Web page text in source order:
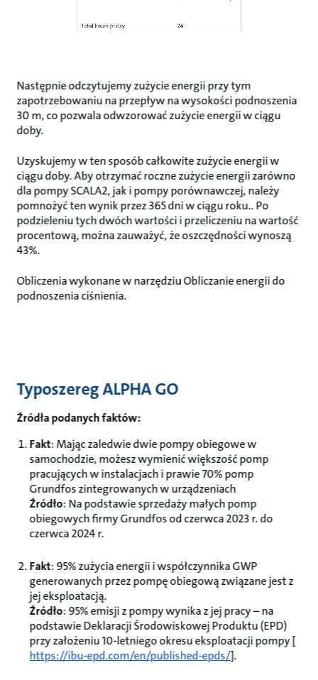
Następnie odczytujemy zużycie energii przy tym
zapotrzebowaniu na przepływ na wysokości podnoszenia
30 m, co pozwala odwzorować zużycie energii w ciągu
doby.
Uzyskujemy w ten sposób całkowite zużycie energii w
ciągu doby. Aby otrzymać roczne zużycie energii zarówno
dla pompy SCALA2, jak i pompy porównawczej, należy
pomnożyć ten wynik przez 365 dni w ciągu roku.. Po
podzieleniu tych dwóch wartości i przeliczeniu na wartość
procentową, można zauważyć, że oszczędności wynoszą
43%.
Obliczenia wykonane w narzędziu Obliczanie energii do
podnoszenia ciśnienia.
Typoszereg ALPHA GO
Źródła podanych faktów:
Fakt: Mając zaledwie dwie pompy obiegowe w
samochodzie, możesz wymienić większość pomp
pracujących w instalacjach i prawie 70% pomp
Grundfos zintegrowanych w urządzeniach
Źródło: Na podstawie sprzedaży małych pomp
obiegowych firmy Grundfos od czerwca 2023 r. do
czerwca 2024 r.
Fakt: 95% zużycia energii i współczynnika GWP
generowanych przez pompę obiegową związane jest z
jej eksploatacją.
Źródło: 95% emisji z pompy wynika z jej pracy – na
podstawie Deklaracji Środowiskowej Produktu (EPD)
przy założeniu 10-letniego okresu eksploatacji pompy [
https://ibu-epd.com/en/published-epds/].